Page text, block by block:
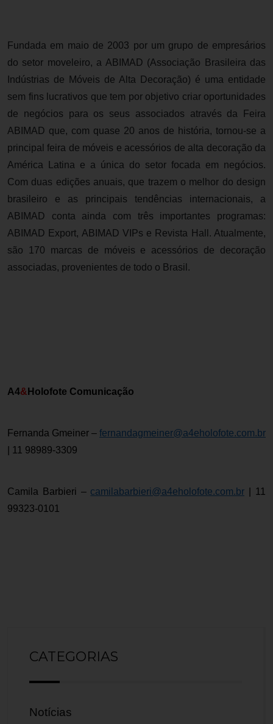
Fundada em maio de 2003 por um grupo de empresários
do setor moveleiro, a ABIMAD (Associação Brasileira das
Indústrias de Móveis de Alta Decoração) é uma entidade
sem fins lucrativos que tem por objetivo criar oportunidades
de negócios para os seus associados através da Feira
ABIMAD que, com quase 20 anos de história, tornou-se a
principal feira de móveis e acessórios de alta decoração da
América Latina e a única do setor focada em negócios.
Com duas edições anuais, que trazem o melhor do design
brasileiro e as principais tendências internacionais, a
ABIMAD conta ainda com três importantes programas:
ABIMAD Export, ABIMAD VIPs e Revista Hall. Atualmente,
são 170 marcas de móveis e acessórios de decoração
associadas, provenientes de todo o Brasil.
A4& Holofote Comunicação
Fernanda Gmeiner – fernandagmeiner@a4eholofote.com.br
| 11 98989-3309
Camila Barbieri – camilabarbieri@a4eholofote.com.br | 11
99323-0101
CATEGORIAS
Notícias